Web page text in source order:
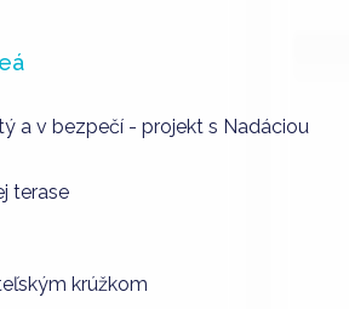
a v bezpečí - projekt s Nadáciou
terase
krúžkom